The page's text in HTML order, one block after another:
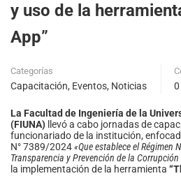
y uso de la
App”
Categorías
Capacitación, Eventos, Noticias
La Facultad de Ingeniería de la
(FIUNA) llevó a cabo jornadas de
funcionariado de la institución,
N° 7389/2024«Que establece el Régimen
Transparencia y Prevención de la
la implementación de la herramienta